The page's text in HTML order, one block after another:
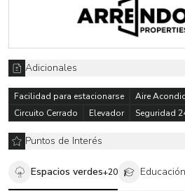
Adicionales
Facilidad para estacionarse Aire
Circuito Cerrado
Elevador Seguridad
Puntos de Interés
Espacios verdes+20 Educación